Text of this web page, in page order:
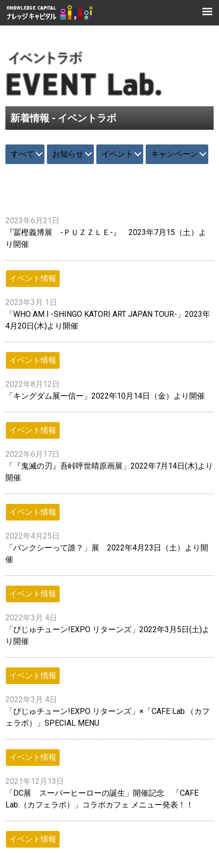
新着情報 - イベントラボ
すべて お知らせ イベント キャンペーン
2023年6月21日
『冨樫義博展 -ＰＵＺＺＬＥ-』 2023年7月15（土）よ
り開催
イベント情報
2023年3月 1日
「WHO AM I -SHINGO KATORI ART JAPAN TOUR-」2023年
4月20日(木)より開催
イベント情報
2022年8月12日
「キングダム展ー信ー」2022年10月14日（金）より開催
イベント情報
2022年6月17日
「『鬼滅の刃』吾峠呼世晴原画展」2022年7月14日(木)より
開催
イベント情報
2022年4月25日
「バンクシーって誰？」展 2022年4月23日（土）より開
催
イベント情報
2022年3月 4日
「びじゅチューン!EXPO リターンズ」2022年3月5日(土)よ
り開催
イベント情報
2022年3月 4日
「びじゅチューン!EXPO リターンズ」×「CAFE Lab.（カフ
ェラボ）」SPECIAL MENU
イベント情報
2021年12月13日
「DC展 スーパーヒーローの誕生」開催記念 「CAFE
Lab.（カフェラボ）」コラボカフェ メニュー発表！！
イベント情報